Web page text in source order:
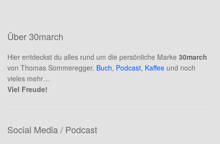
Über 30march
Hier entdeckst du alles rund um die persönliche Marke 30march
von Thomas Sommeregger. Buch, Podcast, Kaffee und noch
vieles mehr…
Viel Freude!
Social Media / Podcast